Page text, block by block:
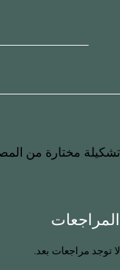
تشكيلة مختارة من
المراجعات
لا توجد مراجعات بعد.